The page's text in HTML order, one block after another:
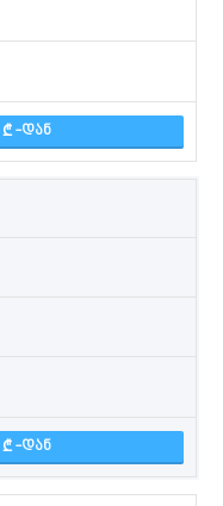
-ᲓᲐᲜ
-ᲓᲐᲜ